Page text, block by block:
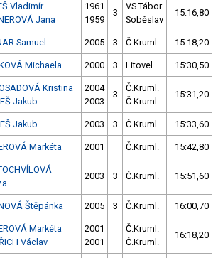
Vladimír
Jana
1961
1959
3
VS Tábor
Soběslav
15:16,80
Samuel 2005 3 Č.Kruml. 15:18,20
Michaela 2000 3 Litovel 15:30,50
Kristina
Jakub
2004
2003
3
Č.Kruml.
Č.Kruml.
15:31,20
Jakub 2003 3 Č.Kruml. 15:33,60
Markéta 2001 Č.Kruml. 15:42,80
2003 3 Č.Kruml. 15:51,60
Štěpánka 2005 3 Č.Kruml. 16:00,70
Markéta
Václav
2001
2001
Č.Kruml.
Č.Kruml.
16:18,20